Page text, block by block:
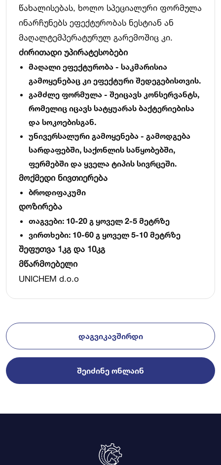
წახალისებას, ხოლო სპეციალური ფორმულა
ინარჩუნებს ეფექტურობას ნესტიან ან
მაღალტემპერატურულ გარემოშიც კი.
ძირითადი უპირატესობები
მაღალი ეფექტურობა - საკმარისია
გამოყენებაც კი ეფექტური შედეგებისთვის.
გამძლე ფორმულა - შეიცავს კონსერვანტს,
რომელიც იცავს სატყუარას ბაქტერიებისა
და სოკოებისგან.
უნივერსალური გამოყენება - გამოდგება
სარდაფებში, საქონლის საწყობებში,
ფერმებში და ყველა ტიპის სივრცეში.
მოქმედი ნივთიერება
ბროდიფაკუმი
დოზირება
თაგვები: 10-20 გ ყოველ 2-5 მეტრზე
ვირთხები: 10-60 გ ყოველ 5-10 მეტრზე
შეფუთვა 1კგ და 10კგ
მწარმოებელი
UNICHEM d.o.o
ᲓᲐᲒᲕᲘᲙᲐᲕᲨᲘᲠᲓᲘ
ᲨᲔᲘᲫᲘᲜᲔ ᲝᲜᲚᲐᲘᲜ